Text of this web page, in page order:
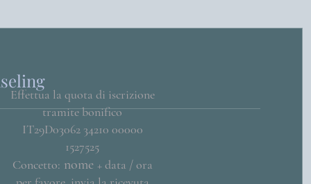
Effettua la quota di iscrizione
tramite bonifico
IT29D03062 34210 00000
1527525
Concetto: nome + data / ora